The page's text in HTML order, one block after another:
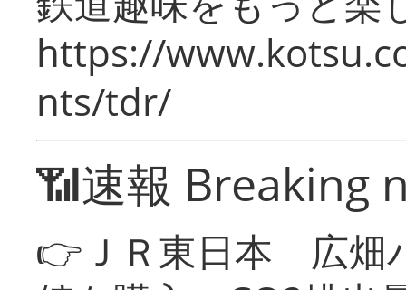
https://
nts/tdr/
📶速報 Breaking
👉ＪＲ東日本 広畑